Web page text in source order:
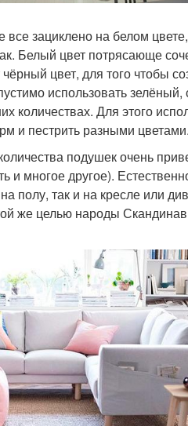
зациклено на белом
Белый цвет потрясающе
цвет, для того чтобы
использовать
количествах. Для этого
и пестрить разными цветами.
подушек очень
и многое другое).
полу, так и на кресле или
же целью народы